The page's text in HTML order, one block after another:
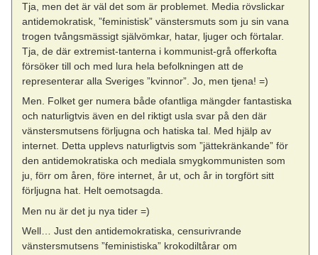
Tja, men det är väl det som är problemet. Media rövslickar
antidemokratisk, ”feministisk” vänstersmuts som ju sin vana
trogen tvångsmässigt självömkar, hatar, ljuger och förtalar.
Tja, de där extremist-tanterna i kommunist-grå offerkofta
försöker till och med lura hela befolkningen att de
representerar alla Sveriges ”kvinnor”. Jo, men tjena! =)
Men. Folket ger numera både ofantliga mängder fantastiska
och naturligtvis även en del riktigt usla svar på den där
vänstersmutsens förljugna och hatiska tal. Med hjälp av
internet. Detta upplevs naturligtvis som ”jättekränkande” för
den antidemokratiska och mediala smygkommunisten som
ju, förr om åren, före internet, år ut, och år in torgfört sitt
förljugna hat. Helt oemotsagda.
Men nu är det ju nya tider =)
Well… Just den antidemokratiska, censurivrande
vänstersmutsens ”feministiska” krokodiltårar om